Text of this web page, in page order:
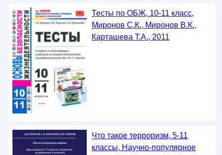
Тесты по ОБЖ, 10-11 класс,
Миронов С.К., Миронов В.К.,
Карташева Т.А., 2011
Что такое терроризм, 5-11
классы, Научно-популярное